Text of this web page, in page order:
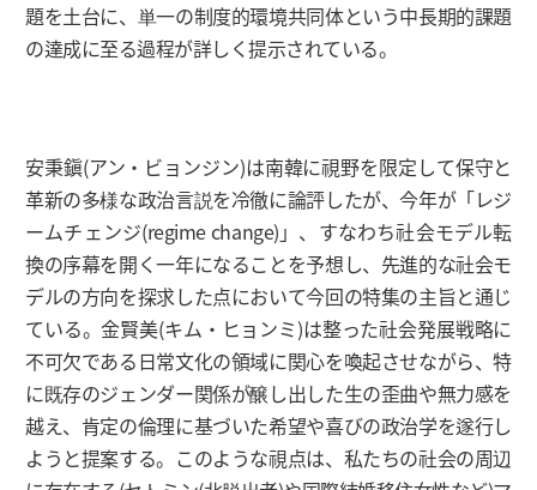
題を土台に、単一の制度的環境共同体という中長期的課題
の達成に至る過程が詳しく提示されている。
安秉鎭(アン・ビョンジン)は南韓に視野を限定して保守と
革新の多様な政治言説を冷徹に論評したが、今年が「レジ
ームチェンジ(regime change)」、すなわち社会モデル転
換の序幕を開く一年になることを予想し、先進的な社会モ
デルの方向を探求した点において今回の特集の主旨と通じ
ている。金賢美(キム・ヒョンミ)は整った社会発展戦略に
不可欠である日常文化の領域に関心を喚起させながら、特
に既存のジェンダー関係が醸し出した生の歪曲や無力感を
越え、肯定の倫理に基づいた希望や喜びの政治学を遂行し
ようと提案する。このような視点は、私たちの社会の周辺